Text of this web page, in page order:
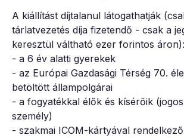
A kiállítást díjtalanul látogathatják
tárlatvezetés díja fizetendő - csak a
keresztül váltható ezer forintos áron):
- a 6 év alatti gyerekek
- az Európai Gazdasági Térség 70.
betöltött állampolgárai
- a fogyatékkal élők és kísérőik
személy)
- szakmai ICOM-kártyával